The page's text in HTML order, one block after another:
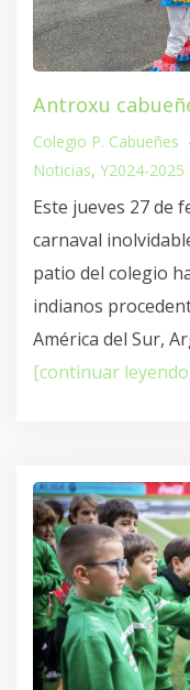
Antroxu
Colegio P. Cabueñes
Noticias, Y2024-2025
Este jueves 27 de
carnaval
patio del colegio
indianos
América del Sur,
[continuar